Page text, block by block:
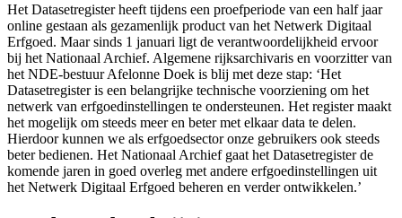
Het Datasetregister heeft tijdens een proefperiode van een half jaar
online gestaan als gezamenlijk product van het Netwerk Digitaal
Erfgoed. Maar sinds 1 januari ligt de verantwoordelijkheid ervoor
bij het Nationaal Archief. Algemene rijksarchivaris en voorzitter van
het NDE-bestuur Afelonne Doek is blij met deze stap: ‘Het
Datasetregister is een belangrijke technische voorziening om het
netwerk van erfgoedinstellingen te ondersteunen. Het register maakt
het mogelijk om steeds meer en beter met elkaar data te delen.
Hierdoor kunnen we als erfgoedsector onze gebruikers ook steeds
beter bedienen. Het Nationaal Archief gaat het Datasetregister de
komende jaren in goed overleg met andere erfgoedinstellingen uit
het Netwerk Digitaal Erfgoed beheren en verder ontwikkelen.’